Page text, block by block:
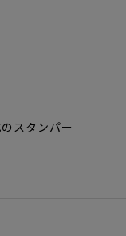
スタンパー